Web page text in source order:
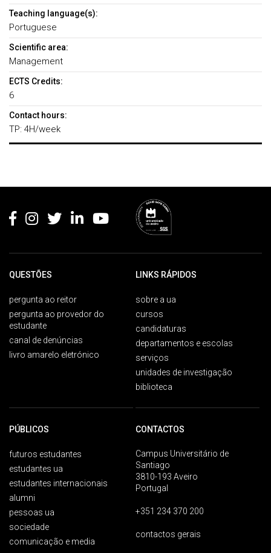
Teaching language(s):
Portuguese
Scientific area:
Management
ECTS Credits:
6
Contact hours:
TP: 4H/week
QUESTÕES
pergunta ao reitor
pergunta ao provedor do
estudante
canal de denúncias
livro amarelo eletrónico
LINKS RÁPIDOS
sobre a ua
cursos
candidaturas
departamentos e escolas
serviços
unidades de investigação
biblioteca
PÚBLICOS
futuros estudantes
estudantes ua
estudantes internacionais
alumni
pessoas ua
sociedade
comunicação e media
CONTACTOS
Campus Universitário de
Santiago
3810-193 Aveiro
Portugal
+351 234 370 200
contactos gerais